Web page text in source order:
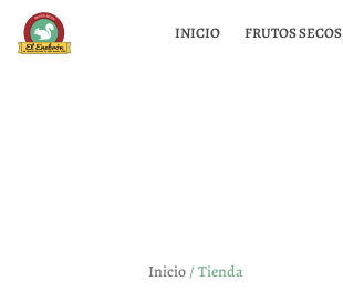
INICIO FRUTOS SECOS
Inicio / Tienda